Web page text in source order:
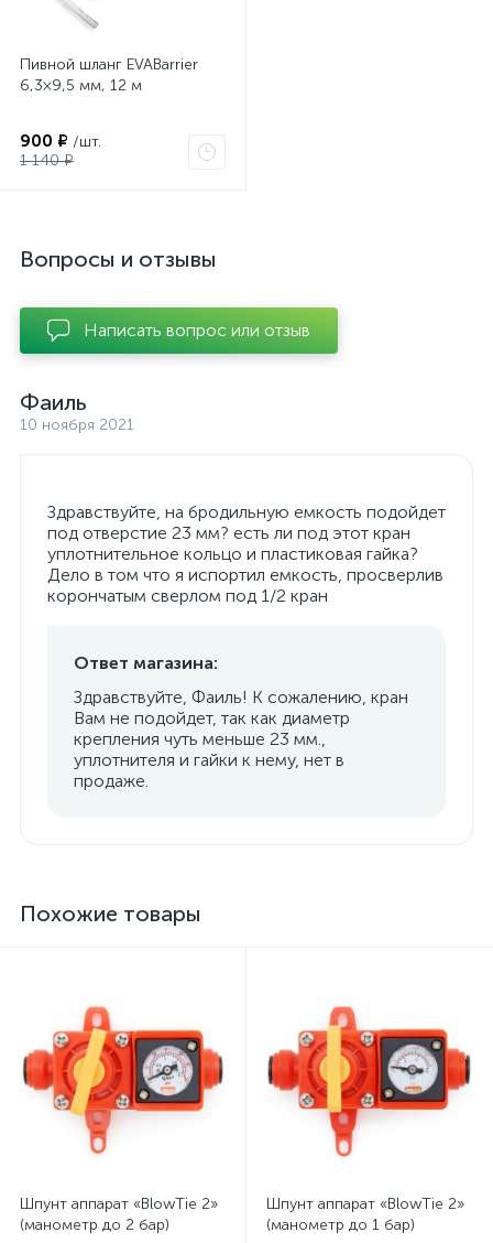
Пивной шланг EVABarrier
6,3×9,5 мм, 12 м
900 ₽ /шт.
1 140 ₽
Вопросы и отзывы
Написать вопрос или отзыв
Фаиль
10 ноября 2021
Здравствуйте, на бродильную емкость подойдет
под отверстие 23 мм? есть ли под этот кран
уплотнительное кольцо и пластиковая гайка?
Дело в том что я испортил емкость, просверлив
корончатым сверлом под 1/2 кран
Ответ магазина:
Здравствуйте, Фаиль! К сожалению, кран
Вам не подойдет, так как диаметр
крепления чуть меньше 23 мм.,
уплотнителя и гайки к нему, нет в
продаже.
Похожие товары
Шпунт аппарат «BlowTie 2»
(манометр до 2 бар)
Шпунт аппарат «BlowTie 2»
(манометр до 1 бар)